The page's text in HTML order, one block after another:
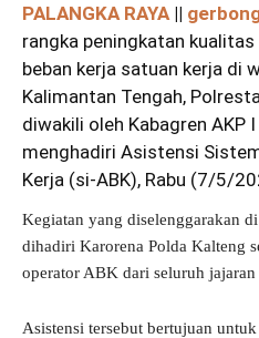
PALANGKA RAYA ||
rangka peningkatan
beban kerja satuan kerja di
Kalimantan Tengah,
diwakili oleh Kabagren AKP
menghadiri Asistensi
Kerja (si-ABK), Rabu (7/5/
Kegiatan yang diselenggarakan
dihadiri Karorena Polda Kalteng
operator ABK dari seluruh jajaran
Asistensi tersebut bertujuan